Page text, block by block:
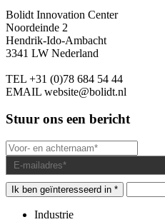
Bolidt Innovation Center
Noordeinde 2
Hendrik-Ido-Ambacht
3341 LW Nederland
TEL +31 (0)78 684 54 44
EMAIL website@bolidt.nl
Stuur ons een bericht
Ik ben geïnteresseerd in *
Industrie